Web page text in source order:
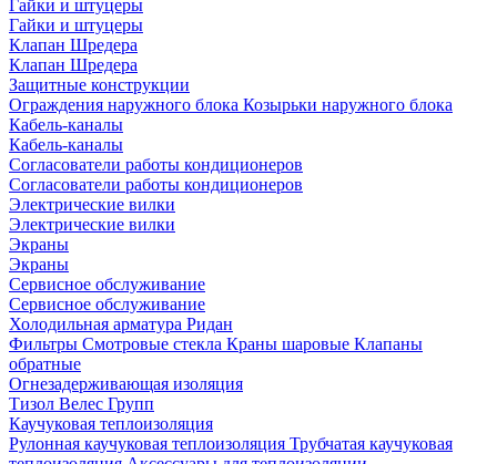
Гайки и штуцеры
Гайки и штуцеры
Клапан Шредера
Клапан Шредера
Защитные конструкции
Ограждения наружного блока Козырьки наружного блока
Кабель-каналы
Кабель-каналы
Согласователи работы кондиционеров
Согласователи работы кондиционеров
Электрические вилки
Электрические вилки
Экраны
Экраны
Сервисное обслуживание
Сервисное обслуживание
Холодильная арматура Ридан
Фильтры Смотровые стекла Краны шаровые Клапаны
обратные
Огнезадерживающая изоляция
Тизол Велес Групп
Каучуковая теплоизоляция
Рулонная каучуковая теплоизоляция Трубчатая каучуковая